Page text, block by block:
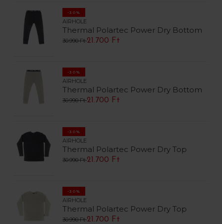
-30%
AIRHOLE
Thermal Polartec Power Dry Bottom
30.990 Ft21.700 Ft
-30%
AIRHOLE
Thermal Polartec Power Dry Bottom
30.990 Ft21.700 Ft
-30%
AIRHOLE
Thermal Polartec Power Dry Top
30.990 Ft21.700 Ft
-30%
AIRHOLE
Thermal Polartec Power Dry Top
30.990 Ft21.700 Ft